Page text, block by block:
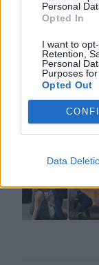
Personal
Opted In
I want to
Retention,
Personal
Purposes
Opted Out
Data